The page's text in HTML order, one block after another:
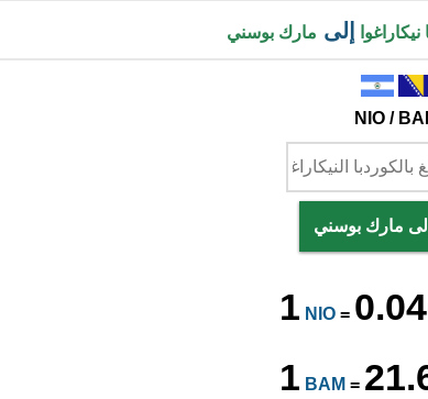
إلى مارك بوسني
NIO /
مارك بوسني
1 NIO=
1 BAM =